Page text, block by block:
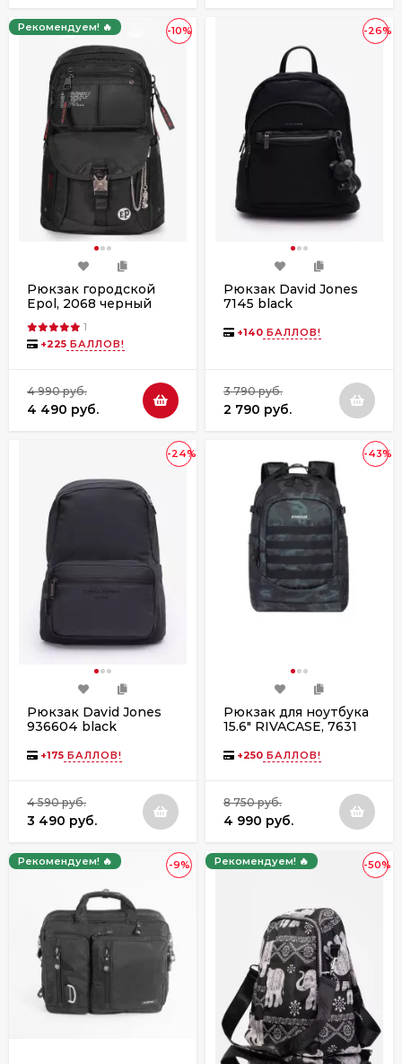
-10%
Рекомендуем! 🔥
Рюкзак городской
Epol, 2068 черный
1
+225 БАЛЛОВ!
4 990 руб.
4 490 руб.
-26%
Рюкзак David Jones
7145 black
+140 БАЛЛОВ!
3 790 руб.
2 790 руб.
-24%
Рюкзак David Jones
936604 black
+175 БАЛЛОВ!
4 590 руб.
3 490 руб.
-43%
Рюкзак для ноутбука
15.6" RIVACASE, 7631
+250 БАЛЛОВ!
8 750 руб.
4 990 руб.
-9%
Рекомендуем! 🔥 -50%
Рекомендуем! 🔥